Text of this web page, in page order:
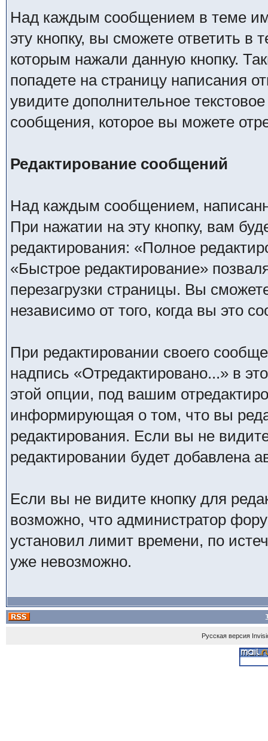
Над каждым сообщением в теме
эту кнопку, вы сможете ответить в
которым нажали данную кнопку.
попадете на страницу написания
увидите дополнительное
сообщения, которое вы можете
Редактирование сообщений
Над каждым сообщением,
При нажатии на эту кнопку, вам
редактирования: «Полное
«Быстрое редактирование»
перезагрузки страницы. Вы
независимо от того, когда вы это
При редактировании своего
надпись «Отредактировано...» в
этой опции, под вашим
информирующая о том, что вы
редактирования. Если вы не
редактировании будет добавлена
Если вы не видите кнопку для
возможно, что администратор
установил лимит времени, по
уже невозможно.
Русская версия